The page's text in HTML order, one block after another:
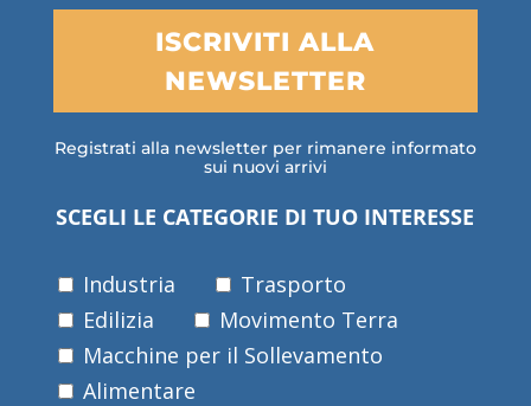
ISCRIVITI ALLA
NEWSLETTER
Registrati alla newsletter per rimanere informato
sui nuovi arrivi
SCEGLI LE CATEGORIE DI TUO INTERESSE
Industria
Trasporto
Edilizia
Movimento Terra
Macchine per il Sollevamento
Alimentare